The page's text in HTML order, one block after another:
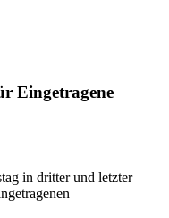
Eingetragene
in dritter und letzter